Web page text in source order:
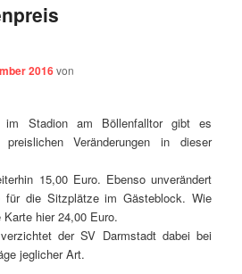
2016von
im Stadion am Böllenfalltor gibt es
preislichen Veränderungen in dieser
15,00 Euro. Ebenso unverändert
für die Sitzplätze im Gästeblock. Wie
hier 24,00 Euro.
der SV Darmstadtdabei bei
jeglicher Art.